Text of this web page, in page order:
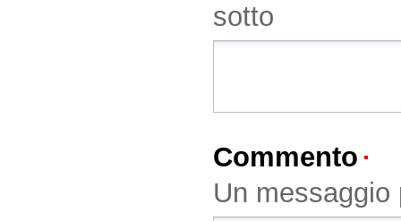
sotto
Commento
Un